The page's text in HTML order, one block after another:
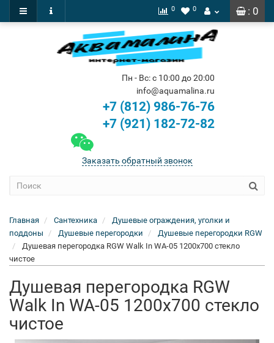
: 0
0 0
Пн - Вс: с 10:00 до 20:00
info@aquamalina.ru
+7 (812) 986-76-76
+7 (921) 182-72-82
Заказать обратный звонок
Главная Сантехника
Душевые ограждения, уголки и
поддоны
Душевые перегородки
Душевые перегородки RGW
Душевая перегородка RGW Walk In WA-05 1200x700 стекло
чистое
Душевая перегородка RGW
Walk In WA-05 1200x700 стекло
чистое